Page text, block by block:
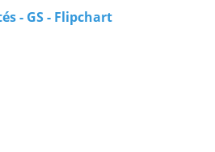
- GS - Flipchart